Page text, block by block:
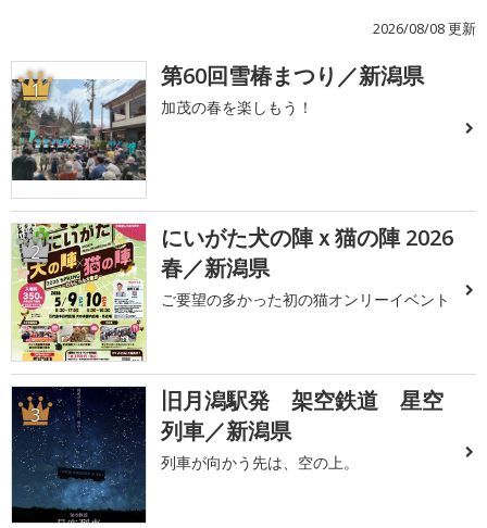
2026/08/08 更新
1 第60回雪椿まつり／新潟県
加茂の春を楽しもう！
2
にいがた犬の陣ｘ猫の陣 2026
春／新潟県
ご要望の多かった初の猫オンリーイベント
3
旧月潟駅発 架空鉄道 星空
列車／新潟県
列車が向かう先は、空の上。